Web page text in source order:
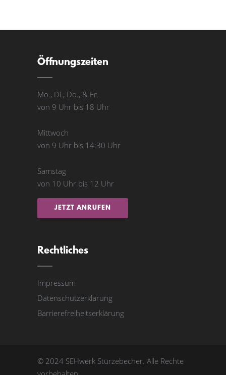
Öffnungszeiten
Mo., Di., Do., & Fr.
von 9 Uhr bis 18 Uhr
Mittwoch
von 9 Uhr bis 14:30 Uhr
Samstag
von 10 Uhr bis 12 Uhr
JETZT ANRUFEN
Rechtliches
Impressum
Datenschutzerklärung
Barrierefreiheitserklärung
© 2024 SEHwerk Stürzebecher. Alle Rechte